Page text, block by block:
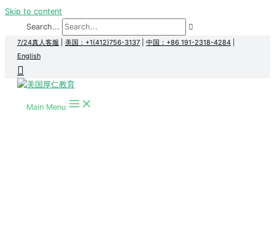
Skip to content
Search...
7/24真人客服 美国：+1(412)756-3137 中国：+86 191-2318-4284
English
Main Menu